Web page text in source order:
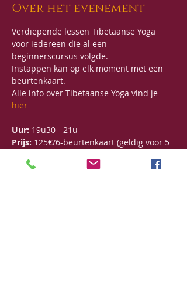
Over het evenement
Verdiepende lessen Tibetaanse Yoga
voor iedereen die al een
beginnerscursus volgde.
Instappen kan op elk moment met een
beurtenkaart.
Alle info over Tibetaanse Yoga vind je
hier
Uur: 19u30 - 21u
Prijs: 125€/6-beurtenkaart (geldig voor 5